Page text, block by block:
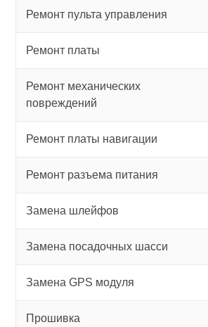
Ремонт пульта управления
Ремонт платы
Ремонт механических
повреждений
Ремонт платы навигации
Ремонт разъема питания
Замена шлейфов
Замена посадочных шасси
Замена GPS модуля
Прошивка